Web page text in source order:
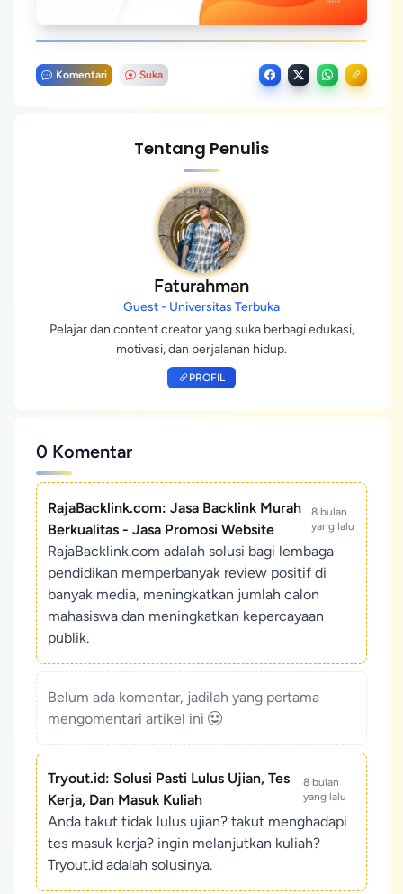
Komentari Suka
Tentang Penulis
Faturahman
Guest - Universitas Terbuka
Pelajar dan content creator yang suka berbagi edukasi,
motivasi, dan perjalanan hidup.
PROFIL
0 Komentar
RajaBacklink.com: Jasa Backlink Murah
Berkualitas - Jasa Promosi Website
8 bulan
yang lalu
RajaBacklink.com adalah solusi bagi lembaga
pendidikan memperbanyak review positif di
banyak media, meningkatkan jumlah calon
mahasiswa dan meningkatkan kepercayaan
publik.
Belum ada komentar, jadilah yang pertama
mengomentari artikel ini
Tryout.id: Solusi Pasti Lulus Ujian, Tes
Kerja, Dan Masuk Kuliah
8 bulan
yang lalu
Anda takut tidak lulus ujian? takut menghadapi
tes masuk kerja? ingin melanjutkan kuliah?
Tryout.id adalah solusinya.